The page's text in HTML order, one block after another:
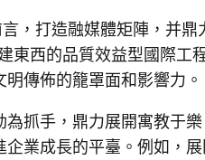
，打造融媒體矩陣，并鼎
東西的品質效益型國際工
傳佈的籠罩面和影響力。
抓手，鼎力展開寓教于
業成長的平臺。例如，展